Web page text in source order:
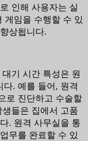
인해 사용자는 실
게임을 수행할 수 있
상됩니다.
기 시간 특성은 원
. 예를 들어, 원격
로 진단하고 수술할
들은 집에서 고품
. 원격 사무실을 통
무를 완료할 수 있